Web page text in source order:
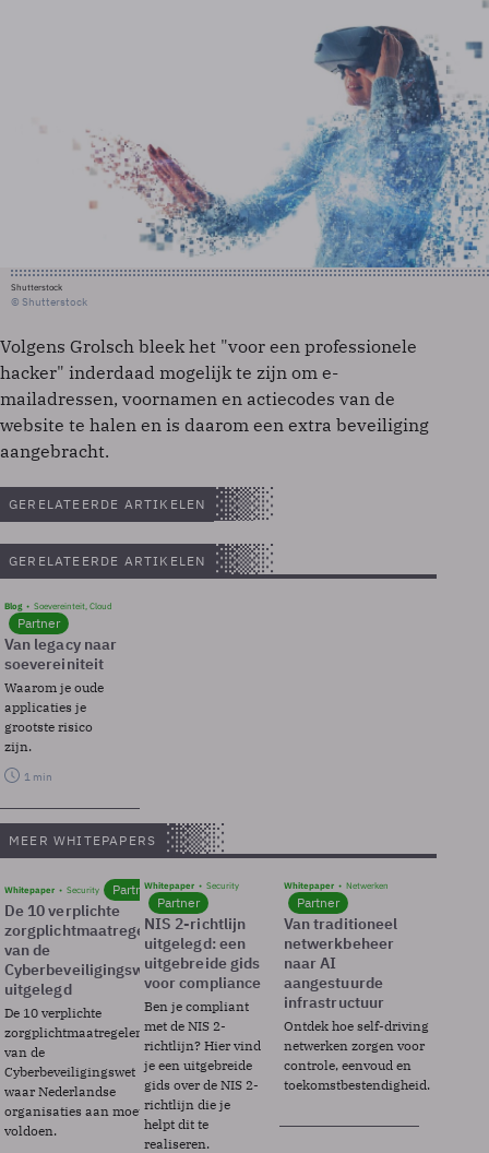
Shutterstock
© Shutterstock
Volgens Grolsch bleek het "voor een professionele
hacker" inderdaad mogelijk te zijn om e-
mailadressen, voornamen en actiecodes van de
website te halen en is daarom een extra beveiliging
aangebracht.
GERELATEERDE ARTIKELEN
GERELATEERDE ARTIKELEN
Blog Soevereinteit, Cloud
Partner
Van legacy naar
soevereiniteit
Waarom je oude
applicaties je
grootste risico
zijn.
1 min
MEER WHITEPAPERS
Whitepaper Security Partner
De 10 verplichte
zorgplichtmaatregelen
van de
Cyberbeveiligingswet
uitgelegd
De 10 verplichte
zorgplichtmaatregelen
van de
Cyberbeveiligingswet
waar Nederlandse
organisaties aan moeten
voldoen.
Whitepaper Security
Partner
NIS 2-richtlijn
uitgelegd: een
uitgebreide gids
voor compliance
Ben je compliant
met de NIS 2-
richtlijn? Hier vind
je een uitgebreide
gids over de NIS 2-
richtlijn die je
helpt dit te
realiseren.
Whitepaper Netwerken
Partner
Van traditioneel
netwerkbeheer
naar AI
aangestuurde
infrastructuur
Ontdek hoe self-driving
netwerken zorgen voor
controle, eenvoud en
toekomstbestendigheid.